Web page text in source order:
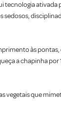
tecnologia
sedosos,
às pontas,
a chapinha por
vegetais que